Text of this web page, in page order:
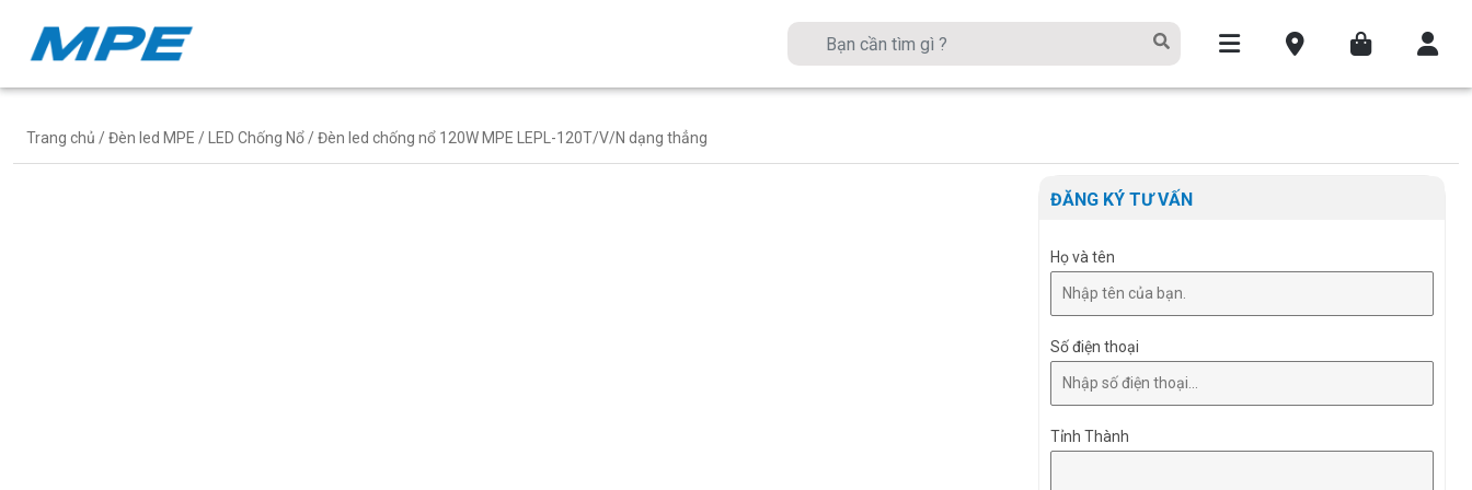
Trang chủ /Đèn led MPE / LED Chống Nổ / Đèn led chống nổ 120W MPE LEPL-120T/V/N dạng thẳng
ĐĂNG KÝ TƯ VẤN
Họ và tên
Số điện thoại
Tỉnh Thành